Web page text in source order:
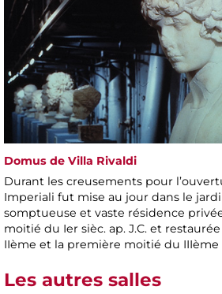
Domus de Villa Rivaldi
Durant les creusements pour
Imperiali fut mise au jour dans le
somptueuse et vaste résidence
moitié du Ier sièc. ap. J.C. et
IIème et la première moitié du IIIème
Les autres salles